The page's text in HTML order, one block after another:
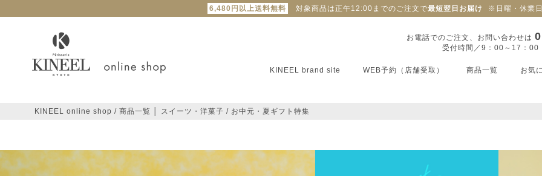
6,480円以上送料無料 対象商品は正午12:00までのご注文で最短翌日お届け ※日曜・休業
お電話でのご注文、お問い合わせは
受付時間／9：00～17：00
KINEEL brand site WEB予約（店舗受取） 商品一覧 お気
KINEEL online shop 商品一覧 │ スイーツ・洋菓子 お中元・夏ギフト特集